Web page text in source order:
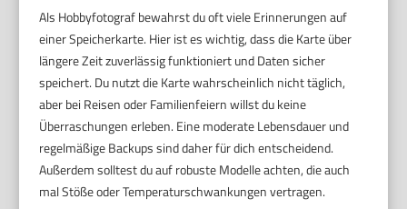
Als Hobbyfotograf bewahrst du oft viele Erinnerungen auf
einer Speicherkarte. Hier ist es wichtig, dass die Karte über
längere Zeit zuverlässig funktioniert und Daten sicher
speichert. Du nutzt die Karte wahrscheinlich nicht täglich,
aber bei Reisen oder Familienfeiern willst du keine
Überraschungen erleben. Eine moderate Lebensdauer und
regelmäßige Backups sind daher für dich entscheidend.
Außerdem solltest du auf robuste Modelle achten, die auch
mal Stöße oder Temperaturschwankungen vertragen.